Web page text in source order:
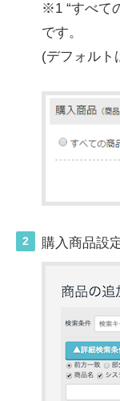
※1 “すべて
です。
(デフォルト
2 購入商品設